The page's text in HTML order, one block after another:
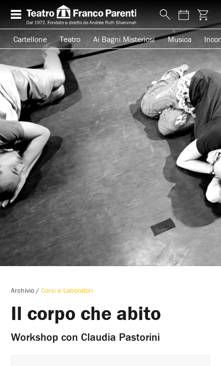
Cartellone Teatro Ai Bagni Misteriosi Musica
Archivio /Corsi e Laboratori
Il corpo che abito
Workshop con Claudia Pastorini